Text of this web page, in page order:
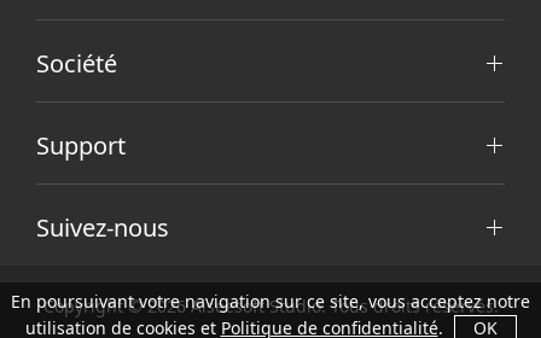
Société
Support
Suivez-nous
Copyright © 2026 Aiseesoft Studio. Tous droits réservés.
En poursuivant votre navigation sur ce site, vous acceptez notre
utilisation de cookies et Politique de confidentialité. OK